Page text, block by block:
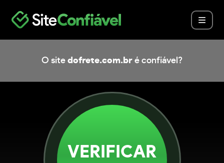
O site dofrete.com.br é confiável?
VERIFICAR